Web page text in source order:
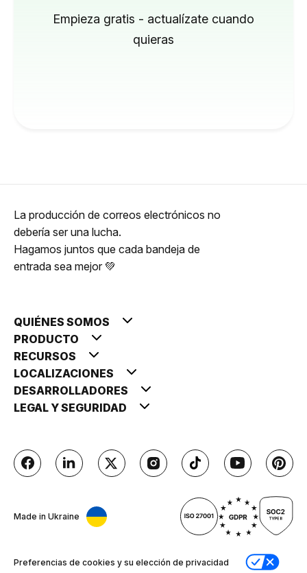
Empieza gratis - actualízate cuando
quieras
La producción de correos electrónicos no
debería ser una lucha.
Hagamos juntos que cada bandeja de
entrada sea mejor 💚
QUIÉNES SOMOS
PRODUCTO
RECURSOS
LOCALIZACIONES
DESARROLLADORES
LEGAL Y SEGURIDAD
Made in Ukraine
Preferencias de cookies y su elección de privacidad